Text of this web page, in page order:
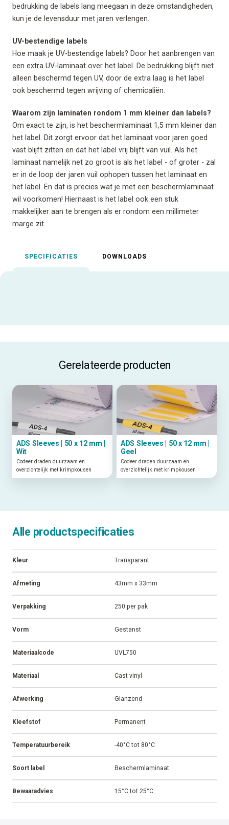
bedrukking de labels lang meegaan in deze omstandigheden,
kun je de levensduur met jaren verlengen.
UV-bestendige labels
Hoe maak je UV-bestendige labels? Door het aanbrengen van
een extra UV-laminaat over het label. De bedrukking blijft niet
alleen beschermd tegen UV, door de extra laag is het label
ook beschermd tegen wrijving of chemicaliën.
Waarom zijn laminaten rondom 1 mm kleiner dan labels?
Om exact te zijn, is het beschermlaminaat 1,5 mm kleiner dan
het label. Dit zorgt ervoor dat het laminaat voor jaren goed
vast blijft zitten en dat het label vrij blijft van vuil. Als het
laminaat namelijk net zo groot is als het label - of groter - zal
er in de loop der jaren vuil ophopen tussen het laminaat en
het label. En dat is precies wat je met een beschermlaminaat
wil voorkomen! Hiernaast is het label ook een stuk
makkelijker aan te brengen als er rondom een millimeter
marge zit.
SPECIFICATIES DOWNLOADS
Gerelateerde producten
ADS Sleeves | 50 x 12 mm |
Wit
Codeer draden duurzaam en
overzichtelijk met krimpkousen
ADS Sleeves | 50 x 12 mm |
Geel
Codeer draden duurzaam en
overzichtelijk met krimpkousen
Alle productspecificaties
Kleur Transparant
Afmeting 43mm x 33mm
Verpakking 250 per pak
Vorm Gestanst
Materiaalcode UVL750
Materiaal Cast vinyl
Afwerking Glanzend
Kleefstof Permanent
Temperatuurbereik -40°C tot 80°C
Soort label Beschermlaminaat
Bewaaradvies 15°C tot 25°C